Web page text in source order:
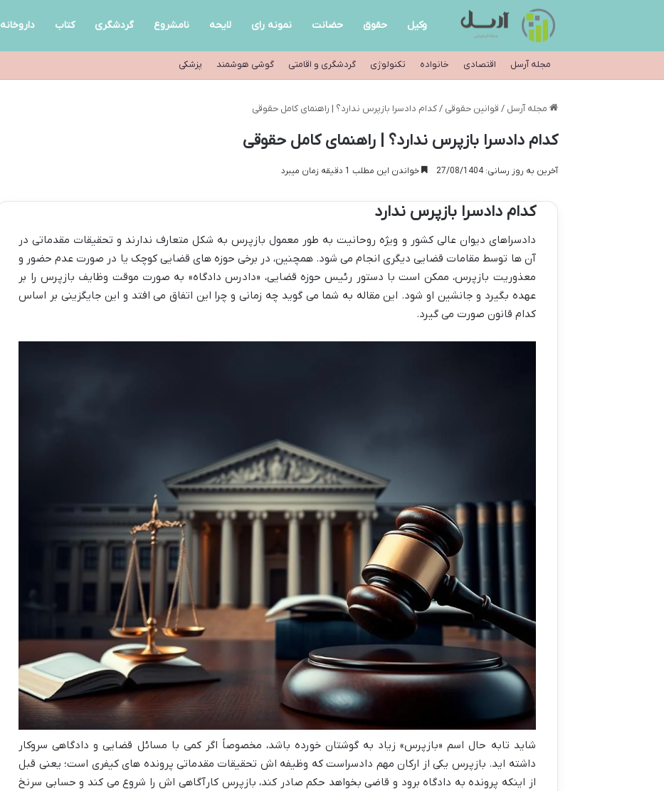
وکیل حقوق حضانت نمونه رای لایحه نامشروع گردشگری کتاب داروخانه
مجله آرسل اقتصادی خانواده تکنولوژی گردشگری و اقامتی گوشی هوشمند پزشکی
مجله آرسل / قوانین حقوقی / کدام دادسرا بازپرس ندارد؟ | راهنمای کامل حقوقی
کدام دادسرا بازپرس ندارد؟ | راهنمای کامل حقوقی
آخرین به روز رسانی: 27/08/1404 خواندن این مطلب 1 دقیقه زمان میبرد
کدام دادسرا بازپرس ندارد
دادسراهای دیوان عالی کشور و ویژه روحانیت به طور معمول بازپرس به شکل متعارف ندارند و تحقیقات مقدماتی در
آن ها توسط مقامات قضایی دیگری انجام می شود. همچنین، در برخی حوزه های قضایی کوچک یا در صورت عدم حضور و
معذوریت بازپرس، ممکن است با دستور رئیس حوزه قضایی، «دادرس دادگاه» به صورت موقت وظایف بازپرس را بر
عهده بگیرد و جانشین او شود. این مقاله به شما می گوید چه زمانی و چرا این اتفاق می افتد و این جایگزینی بر اساس
کدام قانون صورت می گیرد.
شاید تابه حال اسم «بازپرس» زیاد به گوشتان خورده باشد، مخصوصاً اگر کمی با مسائل قضایی و دادگاهی سروکار
داشته اید. بازپرس یکی از ارکان مهم دادسراست که وظیفه اش تحقیقات مقدماتی پرونده های کیفری است؛ یعنی قبل
از اینکه پرونده به دادگاه برود و قاضی بخواهد حکم صادر کند، بازپرس کارآگاهی اش را شروع می کند و حسابی سرنخ